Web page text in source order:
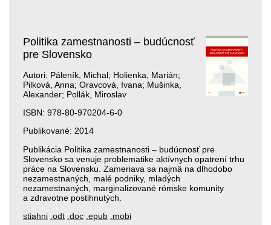
Politika zamestnanosti – budúcnosť
pre Slovensko
Autori: Páleník, Michal; Holienka, Marián;
Pilková, Anna; Oravcová, Ivana; Mušinka,
Alexander; Pollák, Miroslav
ISBN: 978-80-970204-6-0
Publikované: 2014
Publikácia Politika zamestnanosti – budúcnosť pre
Slovensko sa venuje problematike aktívnych opatrení trhu
práce na Slovensku. Zameriava sa najmä na dlhodobo
nezamestnaných, malé podniky, mladých
nezamestnaných, marginalizované rómske komunity
a zdravotne postihnutých.
stiahni .odt .doc .epub .mobi